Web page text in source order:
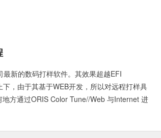
新的数码打样软件。其效果超越EFI
，由于其基于WEB开发，所以对远程打样具
方通过ORIS Color Tune//Web 与Internet 进